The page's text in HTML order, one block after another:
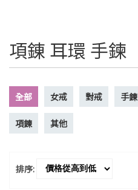
項錬 耳環 手鍊
全部 女戒 對戒 手鍊
項鍊 其他
排序: